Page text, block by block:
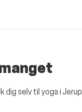
dig selv til yoga i Jerup